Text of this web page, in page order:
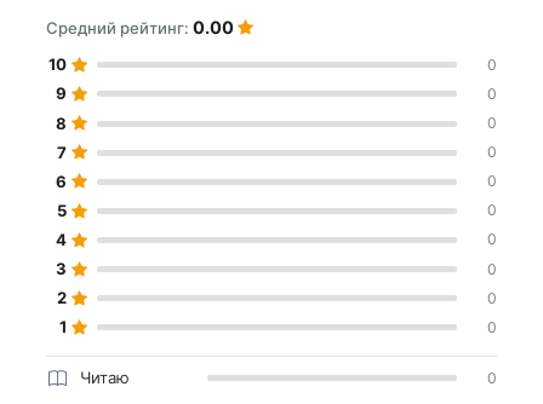
Средний рейтинг: 0.00
10 0
9 0
8 0
7 0
6 0
5 0
4 0
3 0
2 0
1 0
Читаю 0